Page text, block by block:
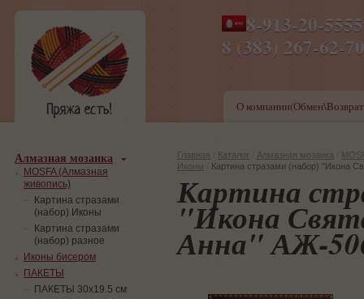
8-913-20-
8 (383) 267-
ПН-ПТ 8-17,СБ-ВС 9-
О
Главная Каталог Алмазная мозаика
Иконы
Картина стразами (набор) "Икона
Картина
"Икона
Анна" АЖ-
Алмазная мозаика
MOSFA (Алмазная
живопись)
Картина стразами
(набор) Иконы
Картина стразами
(набор) разное
Иконы бисером
ПАКЕТЫ
ПАКЕТЫ 30х19.5 см